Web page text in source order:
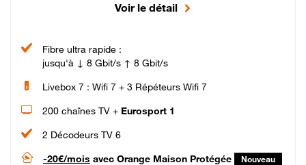
Voir le détail
Fibre ultra rapide :
jusqu'à ↓ 8 Gbit/s ↑ 8 Gbit/s
Livebox 7 : Wifi 7 + 3 Répéteurs Wifi 7
200 chaînes TV + Eurosport 1
2 Décodeurs TV 6
-20€/mois avec Orange Maison Protégée Nouveau